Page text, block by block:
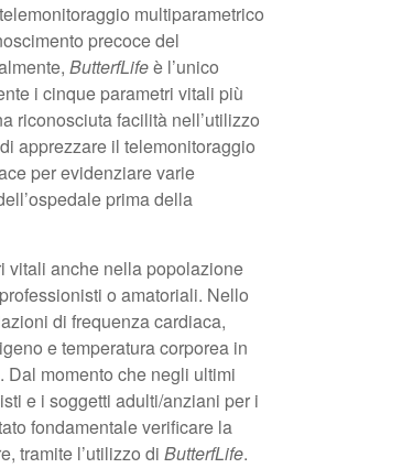
multiparametrico
precoce del
ButterfLifeè l’unico
i cinque parametri vitali più
riconosciuta facilità nell’utilizzo
apprezzare il telemonitoraggio
per evidenziare varie
prima della
vitali anche nella popolazione
o amatoriali. Nello
di frequenza cardiaca,
e temperatura corporea in
Dal momento che negli ultimi
e i soggetti adulti/anziani per i
fondamentale verificare la
tramite l’utilizzo di ButterfLife.